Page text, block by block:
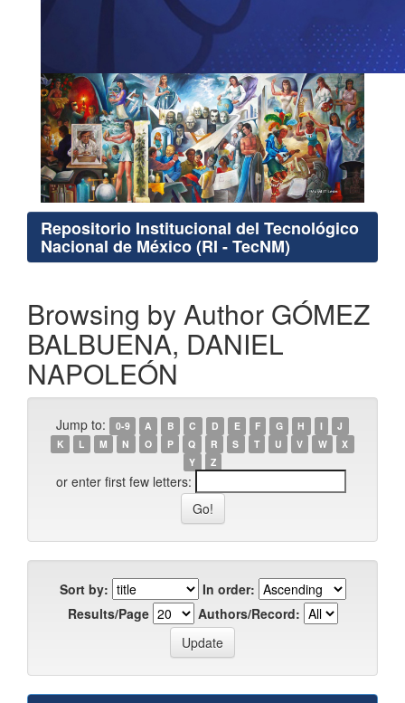
Repositorio Institucional del Tecnológico
Nacional de México (RI - TecNM)
Browsing by Author GÓMEZ
BALBUENA, DANIEL
NAPOLEÓN
Jump to: 0-9 A B C D E F G H I
J
K
L M N O P Q R S T U V W
X
Y
Z
or enter first few letters:
Sort by:
In order:
Results/Page
Authors/Record: